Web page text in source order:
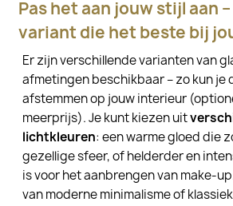
Pas het aan jouw stijl aan
variant die het beste bij
Er zijn verschillende varianten van
afmetingen beschikbaar – zo kun je
afstemmen op jouw interieur
meerprijs). Je kunt kiezen uit
lichtkleuren: een warme gloed die
gezellige sfeer, of helderder en
is voor het aanbrengen van make-
van moderne minimalisme of